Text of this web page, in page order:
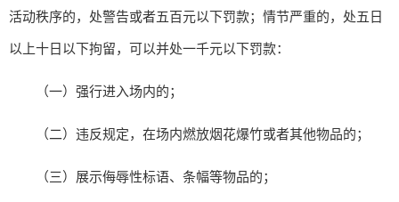
活动秩序的，处警告或者五百元以下罚款；情节严重的，处五日
以上十日以下拘留，可以并处一千元以下罚款：
（一）强行进入场内的；
（二）违反规定，在场内燃放烟花爆竹或者其他物品的；
（三）展示侮辱性标语、条幅等物品的；